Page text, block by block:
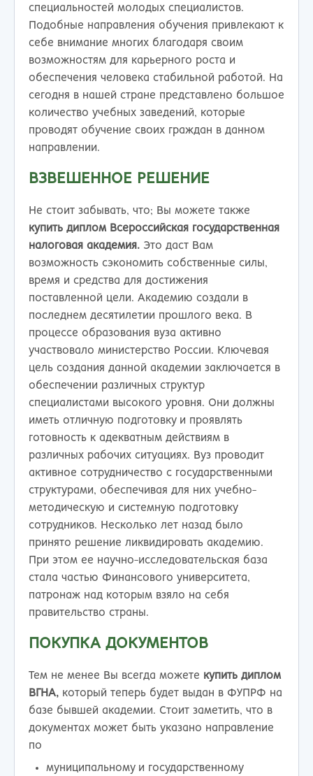
специальностей молодых специалистов.
Подобные направления обучения привлекают к
себе внимание многих благодаря своим
возможностям для карьерного роста и
обеспечения человека стабильной работой. На
сегодня в нашей стране представлено большое
количество учебных заведений, которые
проводят обучение своих граждан в данном
направлении.
ВЗВЕШЕННОЕ РЕШЕНИЕ
Не стоит забывать, что; Вы можете также
купить диплом Всероссийская государственная
налоговая академия. Это даст Вам
возможность сэкономить собственные силы,
время и средства для достижения
поставленной цели. Академию создали в
последнем десятилетии прошлого века. В
процессе образования вуза активно
участвовало министерство России. Ключевая
цель создания данной академии заключается в
обеспечении различных структур
специалистами высокого уровня. Они должны
иметь отличную подготовку и проявлять
готовность к адекватным действиям в
различных рабочих ситуациях. Вуз проводит
активное сотрудничество с государственными
структурами, обеспечивая для них учебно-
методическую и системную подготовку
сотрудников. Несколько лет назад было
принято решение ликвидировать академию.
При этом ее научно-исследовательская база
стала частью Финансового университета,
патронаж над которым взяло на себя
правительство страны.
ПОКУПКА ДОКУМЕНТОВ
Тем не менее Вы всегда можете купить диплом
ВГНА, который теперь будет выдан в ФУПРФ на
базе бывшей академии. Стоит заметить, что в
документах может быть указано направление
по
муниципальному и государственному